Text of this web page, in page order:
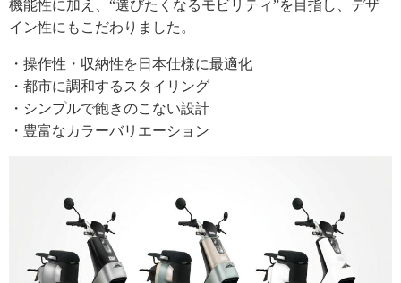
機能性に加え、“選びたくなるモビリティ”を目指し、デザ
イン性にもこだわりました。
・操作性・収納性を日本仕様に最適化
・都市に調和するスタイリング
・シンプルで飽きのこない設計
・豊富なカラーバリエーション